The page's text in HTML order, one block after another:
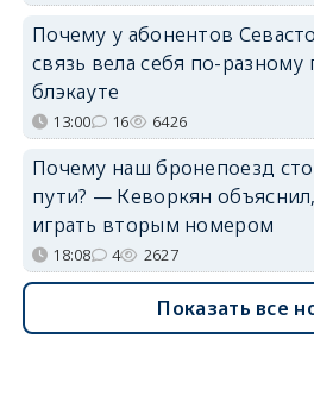
Почему у абонентов
связь вела себя по-
блэкауте
13:00 16 6426
Почему наш бронепоезд
пути? — Кеворкян
играть вторым номером
18:08 4 2627
Показать все